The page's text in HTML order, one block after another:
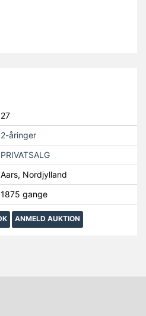
27
2-åringer
PRIVATSALG
Aars, Nordjylland
1875 gange
ANMELD AUKTION